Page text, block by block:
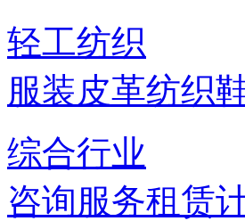
轻工纺织
服装皮革纺织
综合行业
咨询服务租赁